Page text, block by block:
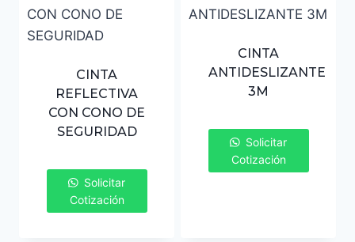
CINTA
REFLECTIVA
CON CONO DE
SEGURIDAD
Solicitar
Cotización
CINTA
ANTIDESLIZANTE
3M
Solicitar
Cotización